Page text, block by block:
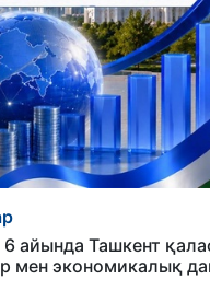
мен экономикалық